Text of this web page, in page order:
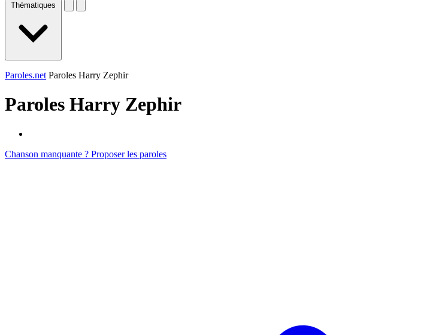
Thématiques
Paroles.net Paroles Harry Zephir
Paroles Harry Zephir
Chanson manquante ? Proposer les paroles